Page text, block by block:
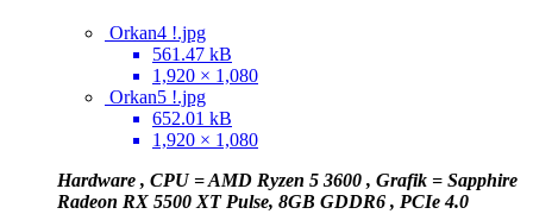
Orkan4 !.jpg
561.47 kB
1,920 × 1,080
Orkan5 !.jpg
652.01 kB
1,920 × 1,080
Hardware , CPU = AMD Ryzen 5 3600 , Grafik = Sapphire
Radeon RX 5500 XT Pulse, 8GB GDDR6 , PCIe 4.0